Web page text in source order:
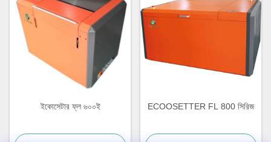
ইকোসেটার ফ্ল ৬০০ই ECOOSETTER FL 800 সিরিজ